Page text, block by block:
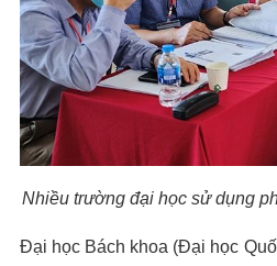
Nhiều trường đại học sử dụng
Đại học Bách khoa (Đại học